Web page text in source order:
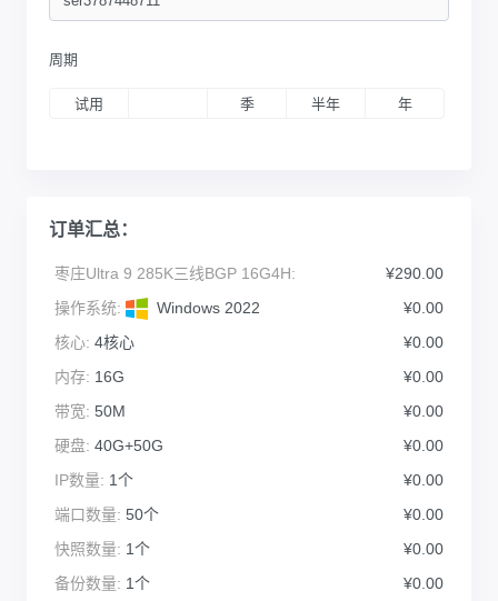
周期
试用 季 半年 年
订单汇总：
枣庄Ultra 9 285K三线BGP 16G4H:
¥290.00
操作系统:
Windows 2022
¥0.00
核心: 4核心
¥0.00
内存: 16G
¥0.00
带宽: 50M
¥0.00
硬盘: 40G+50G
¥0.00
IP数量: 1个
¥0.00
端口数量: 50个
¥0.00
快照数量: 1个
¥0.00
备份数量: 1个 ¥0.00